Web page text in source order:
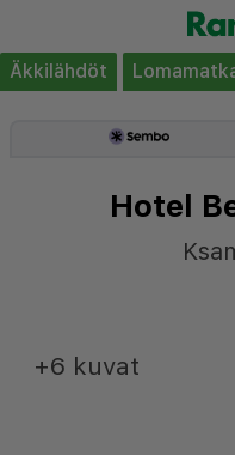
Äkkilähdöt
Hotel
+6 kuvat